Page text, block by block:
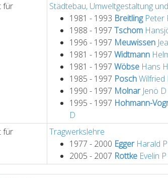
für
Städtebau, Umweltgestaltung
1981 - 1993 BreitlingPeter
1988 - 1997 Tschom
1996 - 1997 Meuwissen
1981 - 1997 Widtmann
1981 - 1997 Wöbse Hans
1985 - 1997 PoschWilfried
1990 - 1997 MolnarJenö D
1995 - 1997 Hohmann-
D
für
Tragwerkslehre
1977 - 2000 EggerHarald P
2005 - 2007 Rottke Evelin P